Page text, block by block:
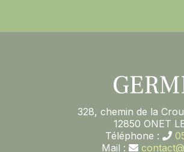
328, chemin de la
12850 ONET
Téléphone :
Mail :